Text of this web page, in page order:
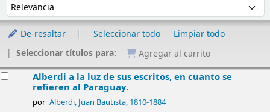
De-resaltar Seleccionar todo
Limpiar todo
Seleccionar títulos para:
Agregar al carrito
Alberdi a la luz de sus escritos, en cuanto se
refieren al Paraguay.
por Alberdi, Juan Bautista, 1810-1884